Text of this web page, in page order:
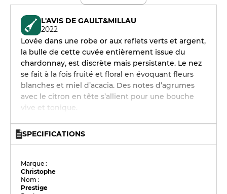
L'AVIS DE GAULT&MILLAU
2022
Lovée dans une robe or aux reflets verts et argent,
la bulle de cette cuvée entièrement issue du
chardonnay, est discrète mais persistante. Le nez
se fait à la fois fruité et floral en évoquant fleurs
blanches et miel d’acacia. Des notes d’agrumes
avec le citron en tête s’allient pour une bouche
vive et tonique.
SPECIFICATIONS
Marque :
Christophe
Nom :
Prestige